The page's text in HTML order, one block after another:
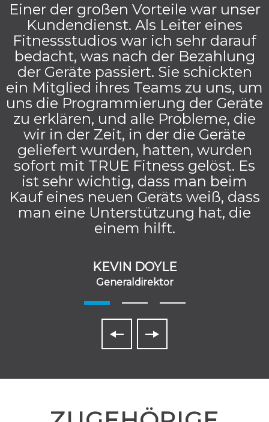
Einer der großen Vorteile war unser
Kundendienst. Als Leiter eines
Fitnessstudios war ich sehr darauf
bedacht, was nach der Bezahlung
der Geräte passiert. Sie schickten
ein Mitglied ihres Teams zu uns, um
uns die Programmierung der Geräte
zu erklären, und alle Probleme, die
wir in der Zeit, in der die Geräte
geliefert wurden, hatten, wurden
sofort mit TRUE Fitness gelöst. Es
ist sehr wichtig, dass man beim
Kauf eines neuen Geräts weiß, dass
man eine Unterstützung hat, die
einem hilft.
KEVIN DOYLE
Generaldirektor